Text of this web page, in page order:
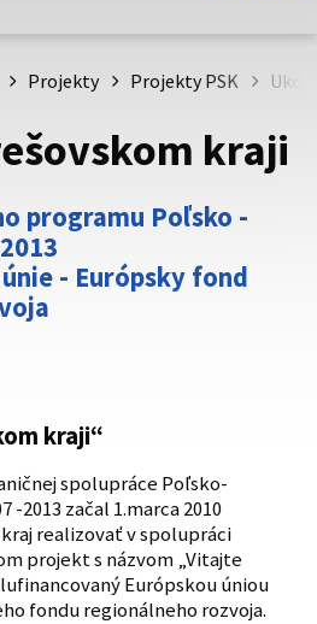
Prešovského
že zdieľate informácie iba
stránku. Zabezpečená stránka
domény webového sídla.
Projekty Projekty PSK
kraji
kraji“
spolupráce Poľsko-
2013 začal 1.marca 2010
realizovať v spolupráci
projekt s názvom „Vitajte
Európskou úniou
fondu regionálneho rozvoja.